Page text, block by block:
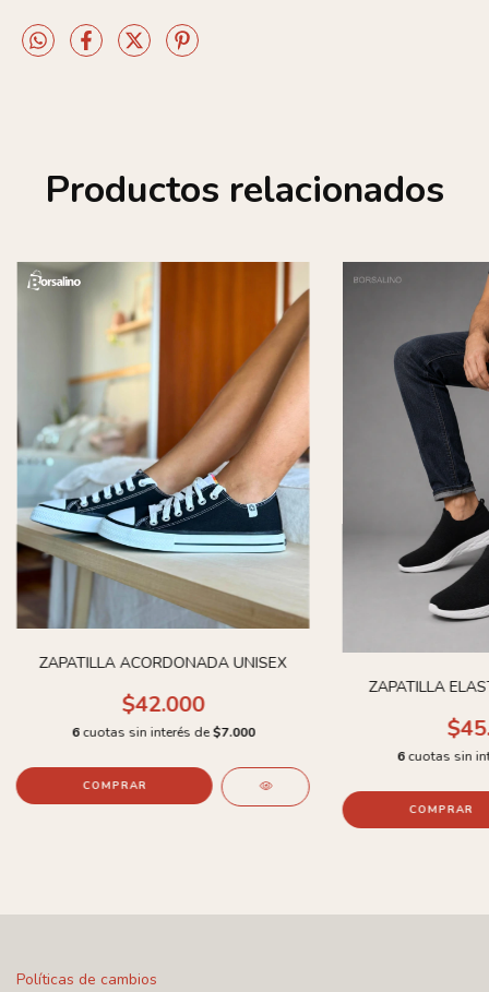
Productos relacionados
ZAPATILLA ACORDONADA UNISEX
$42.000
6 cuotas sin interés de$7.000
COMPRAR
ZAPATILLA
6cuotas sin
COMPRAR
Políticas de cambios